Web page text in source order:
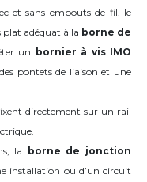
et sans embouts de fil. le
plat adéquat à la borne de
un
bornier à vis IMO
pontets de liaison et une
directement sur un rail
la
borne de jonction
installation ou d’un circuit